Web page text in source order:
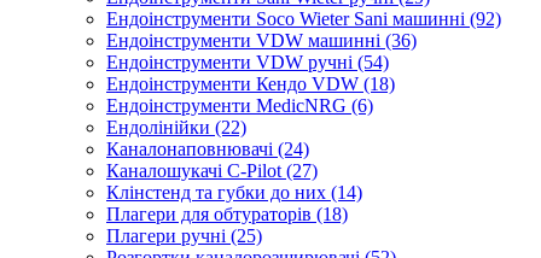
Ендоінструменти Soco Wieter Sani машинні (92)
Ендоінструменти VDW машинні (36)
Ендоінструменти VDW ручні (54)
Ендоінструменти Кендо VDW (18)
Ендоінструменти МedicNRG (6)
Ендолінійки (22)
Каналонаповнювачі (24)
Каналошукачі C-Pilot (27)
Клінстенд та губки до них (14)
Плагери для обтураторів (18)
Плагери ручні (25)